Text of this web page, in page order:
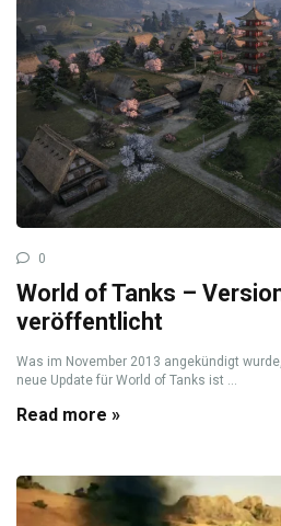
0
World of Tanks –
veröffentlicht
Was im November 2013 angekündigt
neue Update für World of Tanks ist ...
Read more »